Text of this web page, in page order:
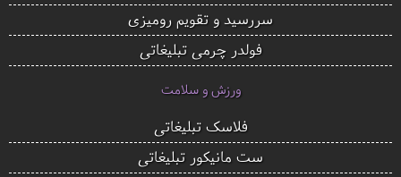
سررسید و تقویم رومیزی
فولدر چرمی تبلیغاتی
ورزش و سلامت
فلاسک تبلیغاتی
ست مانیکور تبلیغاتی